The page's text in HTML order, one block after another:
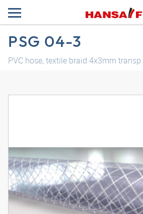
PSG 04-3
PVC hose, textile braid 4x3mm transp.